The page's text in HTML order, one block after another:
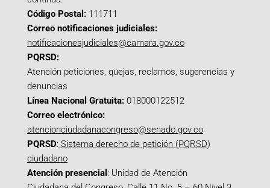
Código Postal: 111711
Correo notificaciones judiciales:
notificacionesjudiciales@camara.gov.co
PQRSD:
Atención peticiones, quejas, reclamos, sugerencias y
denuncias
Línea Nacional Gratuita: 018000122512
Correo electrónico:
atencionciudadanacongreso@senado.gov.co
PQRSD: Sistema derecho de petición (PQRSD)
ciudadano
Atención presencial : Unidad de Atención